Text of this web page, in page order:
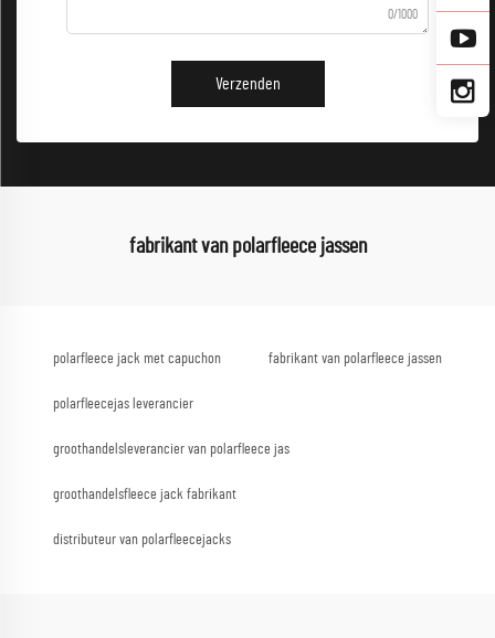
0/1000
Verzenden
fabrikant van polarfleece jassen
polarfleece jack met capuchon fabrikant van polarfleece jassen
polarfleecejas leverancier
groothandelsleverancier van polarfleece jas
groothandelsfleece jack fabrikant
distributeur van polarfleecejacks